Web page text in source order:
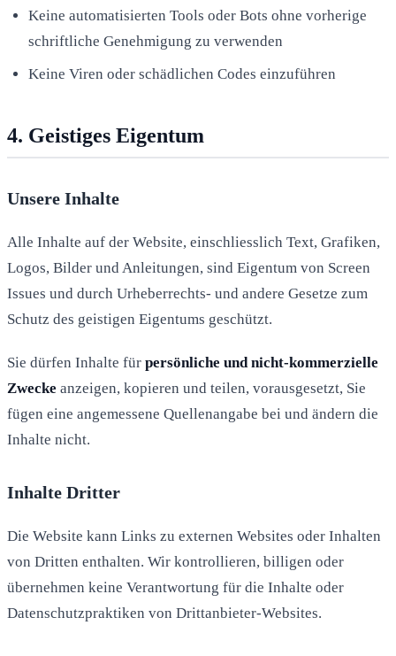
Keine automatisierten Tools oder Bots ohne vorherige
schriftliche Genehmigung zu verwenden
Keine Viren oder schädlichen Codes einzuführen
4. Geistiges Eigentum
Unsere Inhalte
Alle Inhalte auf der Website, einschliesslich Text, Grafiken,
Logos, Bilder und Anleitungen, sind Eigentum von Screen
Issues und durch Urheberrechts- und andere Gesetze zum
Schutz des geistigen Eigentums geschützt.
Sie dürfen Inhalte für persönliche und nicht-kommerzielle
Zwecke anzeigen, kopieren und teilen, vorausgesetzt, Sie
fügen eine angemessene Quellenangabe bei und ändern die
Inhalte nicht.
Inhalte Dritter
Die Website kann Links zu externen Websites oder Inhalten
von Dritten enthalten. Wir kontrollieren, billigen oder
übernehmen keine Verantwortung für die Inhalte oder
Datenschutzpraktiken von Drittanbieter-Websites.